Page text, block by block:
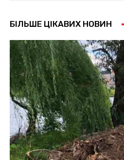
БІЛЬШЕ ЦІКАВИХ НОВИН